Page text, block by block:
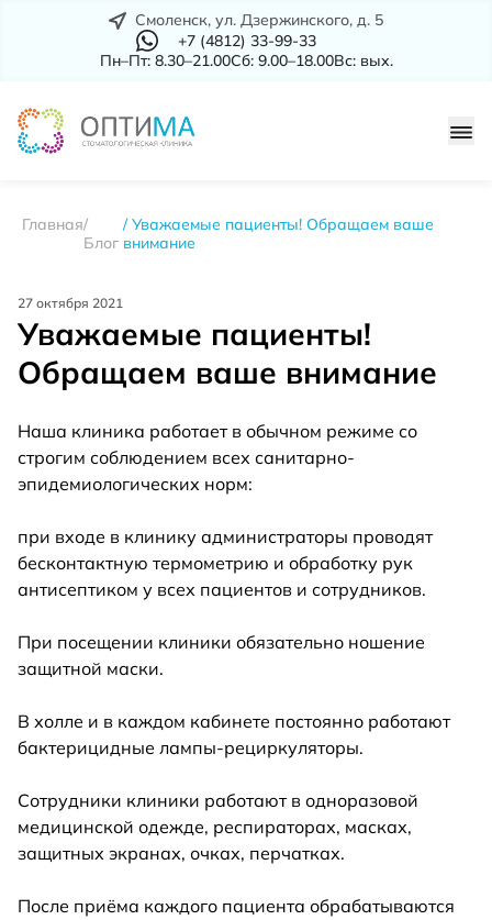
Смоленск, ул. Дзержинского, д. 5
+7 (4812) 33-99-33
Пн–Пт: 8.30–21.00Сб: 9.00–18.00Вс: вых.
Главная
Блог
Уважаемые пациенты! Обращаем ваше
внимание
27 октября 2021
Уважаемые пациенты!
Обращаем ваше внимание
Наша клиника работает в обычном режиме со
строгим соблюдением всех санитарно-
эпидемиологических норм:
при входе в клинику администраторы проводят
бесконтактную термометрию и обработку рук
антисептиком у всех пациентов и сотрудников.
При посещении клиники обязательно ношение
защитной маски.
В холле и в каждом кабинете постоянно​ работают
бактерицидные​ лампы-рециркуляторы.
Сотрудники клиники работают в одноразовой
медицинской​ одежде, респираторах, масках,
защитных экранах, очках, перчатках.
После приёма каждого пациента обрабатываются